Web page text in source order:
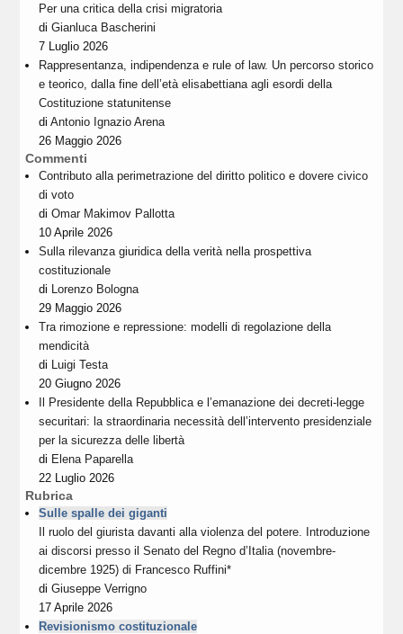
Per una critica della crisi migratoria
diGianluca Bascherini
7 Luglio 2026
Rappresentanza, indipendenza e rule of law. Un percorso storico
e teorico, dalla fine dell’età elisabettiana agli esordi della
Costituzione statunitense
diAntonio Ignazio Arena
26 Maggio 2026
Commenti
Contributo alla perimetrazione del diritto politico e dovere civico
di voto
diOmar Makimov Pallotta
10 Aprile 2026
Sulla rilevanza giuridica della verità nella prospettiva
costituzionale
di
Lorenzo Bologna
29 Maggio 2026
Tra rimozione e repressione: modelli di regolazione della
mendicità
di
Luigi Testa
20 Giugno 2026
Il Presidente della Repubblica e l’emanazione dei decreti-legge
securitari: la straordinaria necessità dell’intervento presidenziale
per la sicurezza delle libertà
di Elena Paparella
22 Luglio 2026
Rubrica
Sulle spalle dei giganti
Il ruolo del giurista davanti alla violenza del potere. Introduzione
ai discorsi presso il Senato del Regno d’Italia (novembre-
dicembre 1925) di Francesco Ruffini*
diGiuseppe Verrigno
17 Aprile 2026
Revisionismo costituzionale